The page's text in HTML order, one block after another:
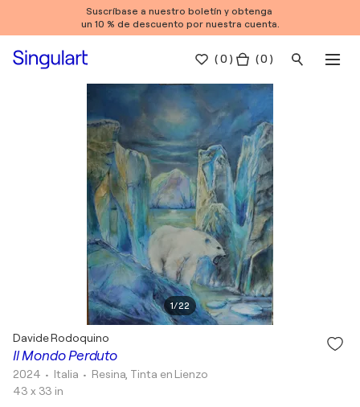
Suscríbase a nuestro boletín y obtenga
un 10 % de descuento por nuestra cuenta.
(0 ) ( 0 )
1/22
Il Mondo Perduto
Davide Rodoquino
2024 • Italia • Resina, Tinta en Lienzo
43 x 33 in